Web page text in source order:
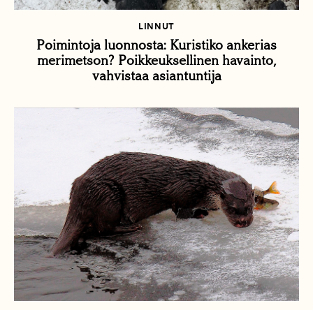
LINNUT
Poimintoja luonnosta: Kuristiko ankerias
merimetson? Poikkeuksellinen havainto,
vahvistaa asiantuntija